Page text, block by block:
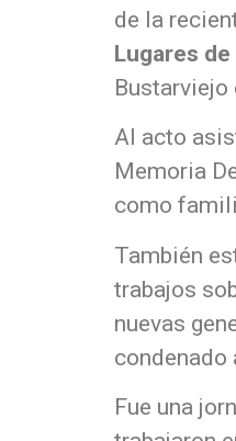
de la
Lugares
Bustarviejo
Al acto
Memoria
como
También
trabajos
nuevas
condenado
Fue una